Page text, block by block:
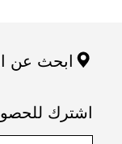
ابحث عن
اشترك